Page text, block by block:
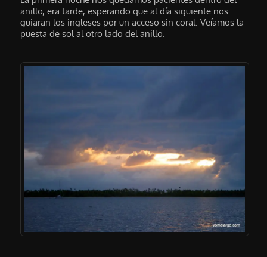
anillo, era tarde, esperando que al día siguiente nos
guiaran los ingleses por un acceso sin coral. Veíamos la
puesta de sol al otro lado del anillo.